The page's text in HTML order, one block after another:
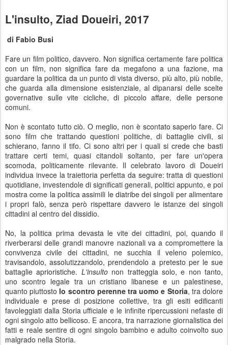
L'insulto, Ziad Doueiri, 2017
di Fabio Busi
Fare un film politico, davvero. Non significa certamente fare politica
con un film, non significa fare da megafono a una fazione, ma
guardare la politica da un punto di vista diverso, più alto, più nobile,
che guarda alla dimensione esistenziale, al dipanarsi delle scelte
governative sulle vite cicliche, di piccolo affare, delle persone
comuni.
Non è scontato tutto ciò. O meglio, non è scontato saperlo fare. Ci
sono film che trattando questioni politiche, di battaglie civili, si
schierano, fanno il tifo. Ci sono altri per i quali si crede che basti
trattare certi temi, quasi citandoli soltanto, per fare un'opera
scomoda, politicamente rilevante. Il celebrato lavoro di Doueiri
individua invece la traiettoria perfetta da seguire: tratta di questioni
quotidiane, investendole di significati generali, politici appunto, e poi
mostra come la politica assimili le diatribe dei singoli per alimentare
i propri falò, senza però rispettare davvero le istanze dei singoli
cittadini al centro del dissidio.
No, la politica prima devasta le vite dei cittadini, poi, quando il
riverberarsi delle grandi manovre nazionali va a compromettere la
convivenza civile dei cittadini, ne succhia il veleno polemico,
travisandolo, assolutizzandolo, prendendolo a pretesto per le sue
battaglie aprioristiche. L'insulto non tratteggia solo, e non tanto,
uno scontro legale tra un cristiano libanese e un palestinese,
quanto piuttosto lo scontro perenne tra uomo e Storia, tra dolore
individuale e prese di posizione collettive, tra gli esiti edificanti
favoleggiati dalla Storia ufficiale e le infinite ripercussioni nefaste di
ogni singolo atto bellicoso. E ancora, tra narrazione giornalistica dei
fatti e reale sentire di ogni singolo bambino e adulto coinvolto suo
malgrado nella Storia.